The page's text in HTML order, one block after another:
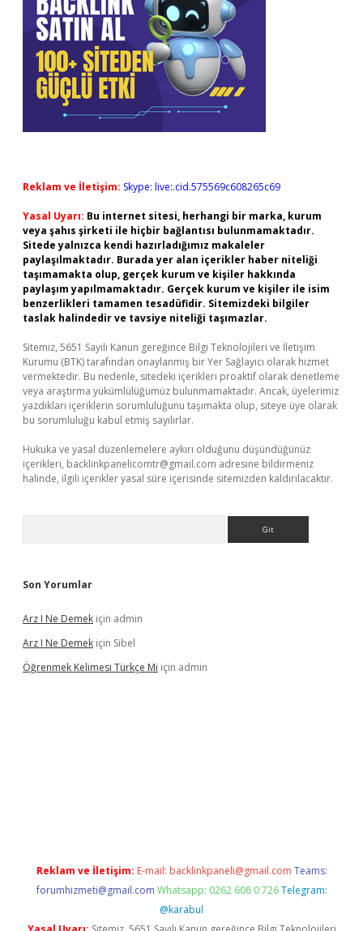
Reklam ve İletişim: Skype: live:.cid.575569c608265c69
Yasal Uyarı: Bu internet sitesi, herhangi bir marka, kurum
veya şahıs şirketi ile hiçbir bağlantısı bulunmamaktadır.
Sitede yalnızca kendi hazırladığımız makaleler
paylaşılmaktadır. Burada yer alan içerikler haber niteliği
taşımamakta olup, gerçek kurum ve kişiler hakkında
paylaşım yapılmamaktadır. Gerçek kurum ve kişiler ile isim
benzerlikleri tamamen tesadüfidir. Sitemizdeki bilgiler
taslak halindedir ve tavsiye niteliği taşımazlar.
Sitemiz, 5651 Sayılı Kanun gereğince Bilgi Teknolojileri ve İletişim
Kurumu (BTK) tarafından onaylanmış bir Yer Sağlayıcı olarak hizmet
vermektedir. Bu nedenle, sitedeki içerikleri proaktif olarak denetleme
veya araştırma yükümlülüğümüz bulunmamaktadır. Ancak, üyelerimiz
yazdıkları içeriklerin sorumluluğunu taşımakta olup, siteye üye olarak
bu sorumluluğu kabul etmiş sayılırlar.
Hukuka ve yasal düzenlemelere aykırı olduğunu düşündüğünüz
içerikleri, backlinkpanelicomtr@gmail.com adresine bildirmeniz
halinde, ilgili içerikler yasal süre içerisinde sitemizden kaldırılacaktır.
Son Yorumlar
Arz I Ne Demek için admin
Arz I Ne Demek için Sibel
Öğrenmek Kelimesi Türkçe Mi için admin
Reklam ve İletişim: E-mail: backlinkpaneli@gmail.com Teams:
forumhizmeti@gmail.com Whatsapp: 0262 606 0 726 Telegram:
@karabul